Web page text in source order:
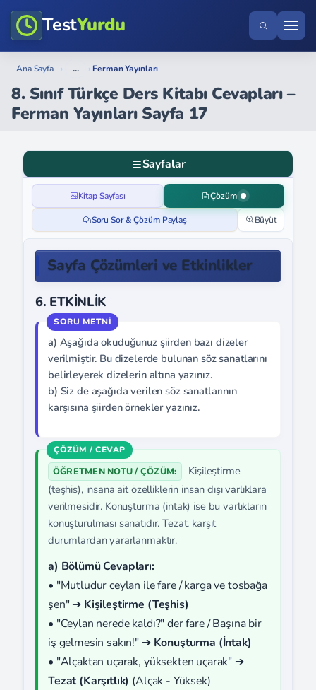
TestYurdu
Ana Sayfa › ... › Ferman Yayınları
8. Sınıf Türkçe Ders Kitabı Cevapları –
Ferman Yayınları Sayfa 17
Sayfalar
Kitap Sayfası Çözüm
Soru Sor & Çözüm Paylaş Büyüt
Sayfa Çözümleri ve Etkinlikler
6. ETKİNLİK
a) Aşağıda okuduğunuz şiirden bazı dizeler
verilmiştir. Bu dizelerde bulunan söz sanatlarını
belirleyerek dizelerin altına yazınız.
b) Siz de aşağıda verilen söz sanatlarının
karşısına şiirden örnekler yazınız.
ÖĞRETMEN NOTU / ÇÖZÜM:
Kişileştirme
(teşhis), insana ait özelliklerin insan dışı varlıklara
verilmesidir. Konuşturma (intak) ise bu varlıkların
konuşturulması sanatıdır. Tezat, karşıt
durumlardan yararlanmaktır.
a) Bölümü Cevapları:
• "Mutludur ceylan ile fare / karga ve tosbağa
şen" ➔ Kişileştirme (Teşhis)
• "Ceylan nerede kaldı?" der fare / Başına bir
iş gelmesin sakın!" ➔ Konuşturma (İntak)
• "Alçaktan uçarak, yüksekten uçarak" ➔
Tezat (Karşıtlık) (Alçak - Yüksek)